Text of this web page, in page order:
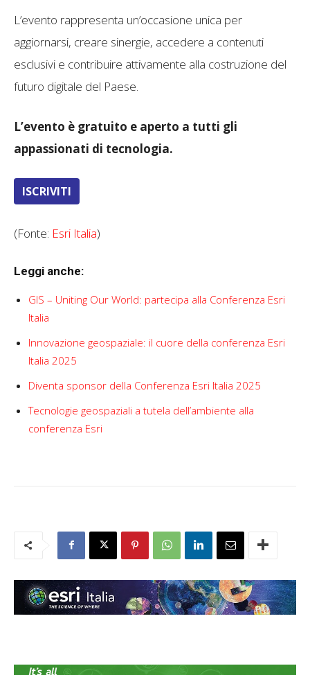
L’evento rappresenta un’occasione unica per
aggiornarsi, creare sinergie, accedere a contenuti
esclusivi e contribuire attivamente alla costruzione del
futuro digitale del Paese.
L’evento è gratuito e aperto a tutti gli
appassionati di tecnologia.
ISCRIVITI
(Fonte: Esri Italia)
Leggi anche:
GIS – Uniting Our World: partecipa alla Conferenza Esri
Italia
Innovazione geospaziale: il cuore della conferenza Esri
Italia 2025
Diventa sponsor della Conferenza Esri Italia 2025
Tecnologie geospaziali a tutela dell’ambiente alla
conferenza Esri